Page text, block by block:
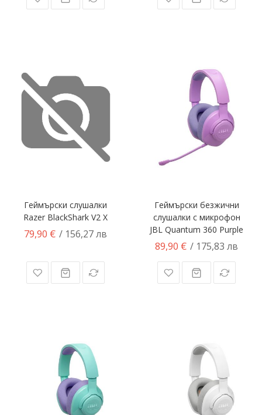
Геймърски слушалки
Razer BlackShark V2 X
79,90 € / 156,27 лв
Геймърски безжични
слушалки с микрофон
JBL Quantum 360 Purple
89,90 € / 175,83 лв